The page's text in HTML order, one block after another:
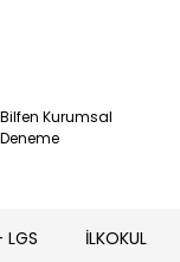
Bilfen Kurumsal
Deneme
LGS İLKOKUL